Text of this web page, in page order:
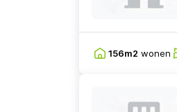
156m2 wonen